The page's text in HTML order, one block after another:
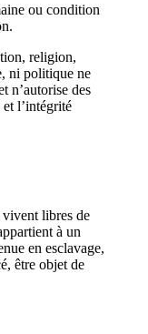
ou condition
religion,
ni politique ne
n’autorise des
l’intégrité
libres de
à un
en esclavage,
être objet de